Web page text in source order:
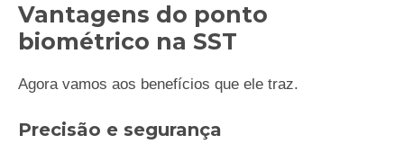
Vantagens do ponto
biométrico na SST
Agora vamos aos benefícios que ele traz.
Precisão e segurança